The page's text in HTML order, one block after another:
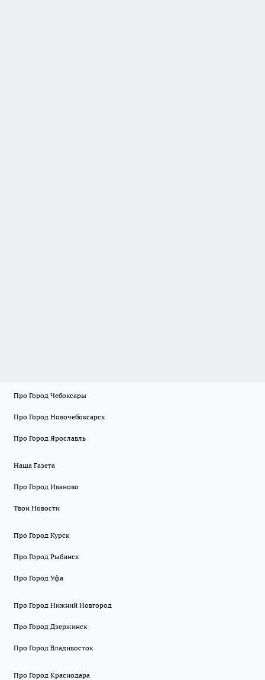
Про Город Чебоксары
Про Город Новочебоксарск
Про Город Ярославль
Наша Газета
Про Город Иваново
Твои Новости
Про Город Курск
Про Город Рыбинск
Про Город Уфа
Про Город Нижний Новгород
Про Город Дзержинск
Про Город Владивосток
Про Город Краснодара